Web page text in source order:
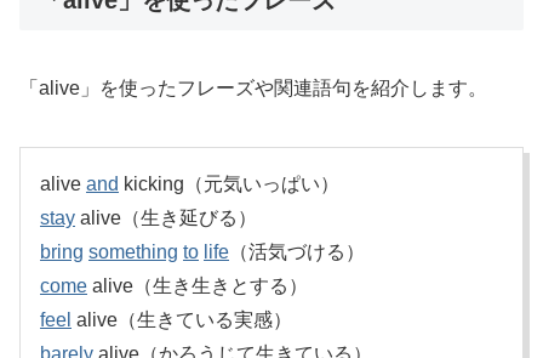
「alive」を使ったフレーズや関連語句を紹介します。
alive and kicking（元気いっぱい）
stay alive（生き延びる）
bring something to life （活気づける）
come alive（生き生きとする）
feel alive（生きている実感）